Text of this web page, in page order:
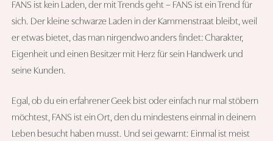
FANS ist kein Laden, der mit Trends geht – FANS ist ein Trend für
sich. Der kleine schwarze Laden in der Kammenstraat bleibt, weil
er etwas bietet, das man nirgendwo anders findet: Charakter,
Eigenheit und einen Besitzer mit Herz für sein Handwerk und
seine Kunden.
Egal, ob du ein erfahrener Geek bist oder einfach nur mal stöbern
möchtest, FANS ist ein Ort, den du mindestens einmal in deinem
Leben besucht haben musst. Und sei gewarnt: Einmal ist meist